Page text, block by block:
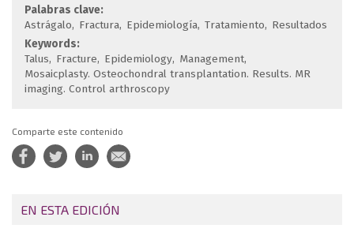
Palabras clave:
Astrágalo
Fractura Epidemiología Tratamiento
Resultados
Keywords:
Talus
Fracture Epidemiology Management
Mosaicplasty. Osteochondral transplantation. Results. MR
imaging. Control arthroscopy
Comparte este contenido
EN ESTA EDICIÓN